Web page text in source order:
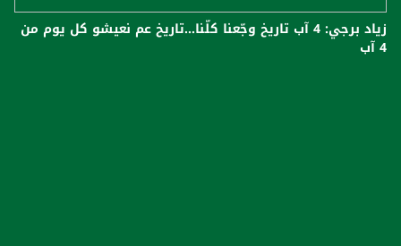
زياد برجي: 4 آب​ تاريخ وجّعنا كلّنا…تاريخ عم نعيشو كل يوم من
4 آب